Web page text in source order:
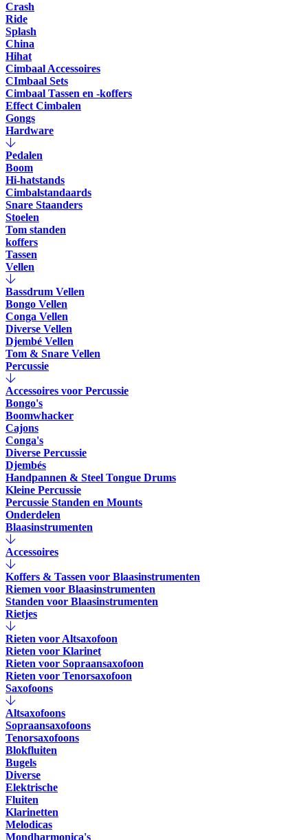
Crash
Ride
Splash
China
Hihat
Cimbaal Accessoires
CImbaal Sets
Cimbaal Tassen en -koffers
Effect Cimbalen
Gongs
Hardware
Pedalen
Boom
Hi-hatstands
Cimbalstandaards
Snare Staanders
Stoelen
Tom standen
koffers
Tassen
Vellen
Bassdrum Vellen
Bongo Vellen
Conga Vellen
Diverse Vellen
Djembé Vellen
Tom & Snare Vellen
Percussie
Accessoires voor Percussie
Bongo's
Boomwhacker
Cajons
Conga's
Diverse Percussie
Djembés
Handpannen & Steel Tongue Drums
Kleine Percussie
Percussie Standen en Mounts
Onderdelen
Blaasinstrumenten
Accessoires
Koffers & Tassen voor Blaasinstrumenten
Riemen voor Blaasinstrumenten
Standen voor Blaasinstrumenten
Rietjes
Rieten voor Altsaxofoon
Rieten voor Klarinet
Rieten voor Sopraansaxofoon
Rieten voor Tenorsaxofoon
Saxofoons
Altsaxofoons
Sopraansaxofoons
Tenorsaxofoons
Blokfluiten
Bugels
Diverse
Elektrische
Fluiten
Klarinetten
Melodicas
Mondharmonica's